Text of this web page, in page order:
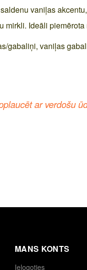
vaniļas
Ideāli
gabaliņi, vaniļas
ar verdošu
MANS KONTS
Ielogoties